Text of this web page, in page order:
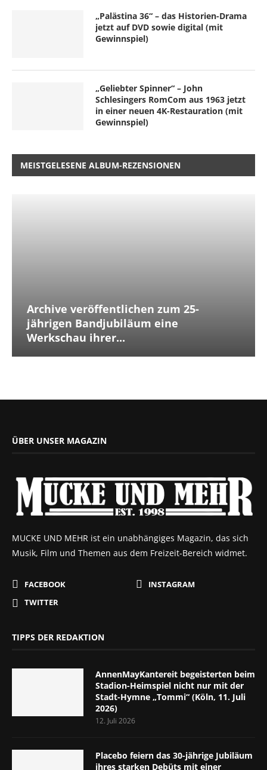
„Palästina 36“ – das Historien-Drama
jetzt auf DVD sowie digital (mit
Gewinnspiel)
„Geliebter Spinner“ – John
Schlesingers RomCom aus 1963 jetzt
in einer neuen 4K-Restauration (mit
Gewinnspiel)
MEISTGELESENE ALBUM-REZENSIONEN
Archive veröffentlichen zum 25-
jährigen Bandjubiläum eine
Werkschau ihrer...
ÜBER UNSER MAGAZIN
MUCKE UND MEHR ist ein unabhängiges Magazin, das sich
Musik, Film und Themen aus dem Freizeit-Bereich widmet.
FACEBOOK
INSTAGRAM
TWITTER
TIPPS DER REDAKTION
AnnenMayKantereit begeisterten beim
Stadion-Heimspiel nicht nur mit der
Stadt-Hymne „Tommi“ (Köln, 11. Juli
2026)
12. Juli 2026
Placebo feiern das 30-jährige Jubiläum
ihres starken Debüts mit einer